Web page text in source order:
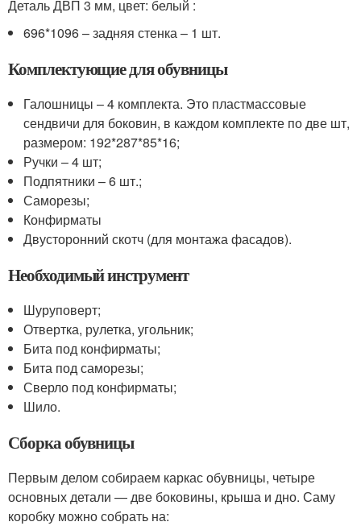
Деталь ДВП 3 мм, цвет: белый :
696*1096 – задняя стенка – 1 шт.
Комплектующие для обувницы
Галошницы – 4 комплекта. Это пластмассовые
сендвичи для боковин, в каждом комплекте по две шт,
размером: 192*287*85*16;
Ручки – 4 шт;
Подпятники – 6 шт.;
Саморезы;
Конфирматы
Двусторонний скотч (для монтажа фасадов).
Необходимый инструмент
Шуруповерт;
Отвертка, рулетка, угольник;
Бита под конфирматы;
Бита под саморезы;
Сверло под конфирматы;
Шило.
Сборка обувницы
Первым делом собираем каркас обувницы, четыре
основных детали — две боковины, крыша и дно. Саму
коробку можно собрать на: